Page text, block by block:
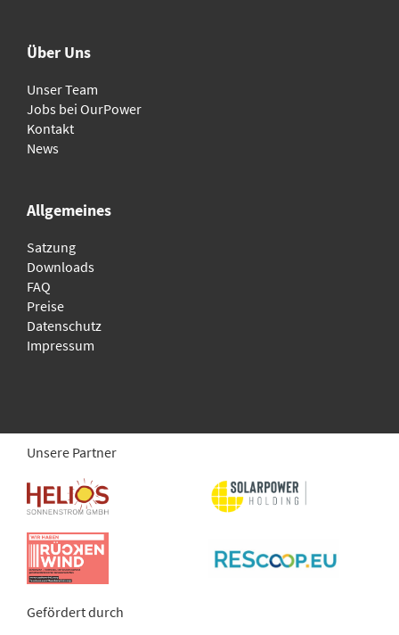
Über Uns
Unser Team
Jobs bei OurPower
Kontakt
News
Allgemeines
Satzung
Downloads
FAQ
Preise
Datenschutz
Impressum
Unsere Partner
Gefördert durch